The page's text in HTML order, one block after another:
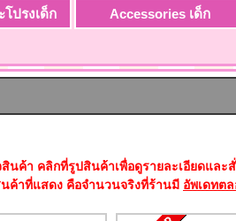
โปรงเด็ก Accessories เด็ก
นค้า คลิกที่รูปสินค้าเพื่อดูรายละเอียดและ
ค้าที่แสดง คือจำนวนจริงที่ร้านมี อัพเดทตล